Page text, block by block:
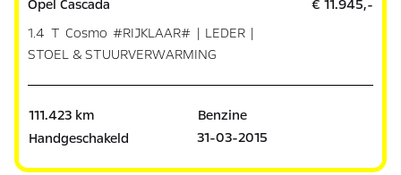
Opel Cascada
1.4 T Cosmo #RIJKLAAR# | LEDER |
STOEL & STUURVERWARMING
€ 11.945,-
111.423 km
Benzine
Handgeschakeld
31-03-2015